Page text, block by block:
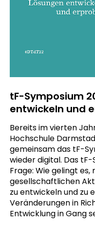
tF-Symposium
entwickeln und
Bereits im vierten
Hochschule
gemeinsam das tF-
wieder digital. Das
Frage: Wie gelingt
gesellschaftlichen
zu entwickeln und zu
Veränderungen in
Entwicklung in Gang